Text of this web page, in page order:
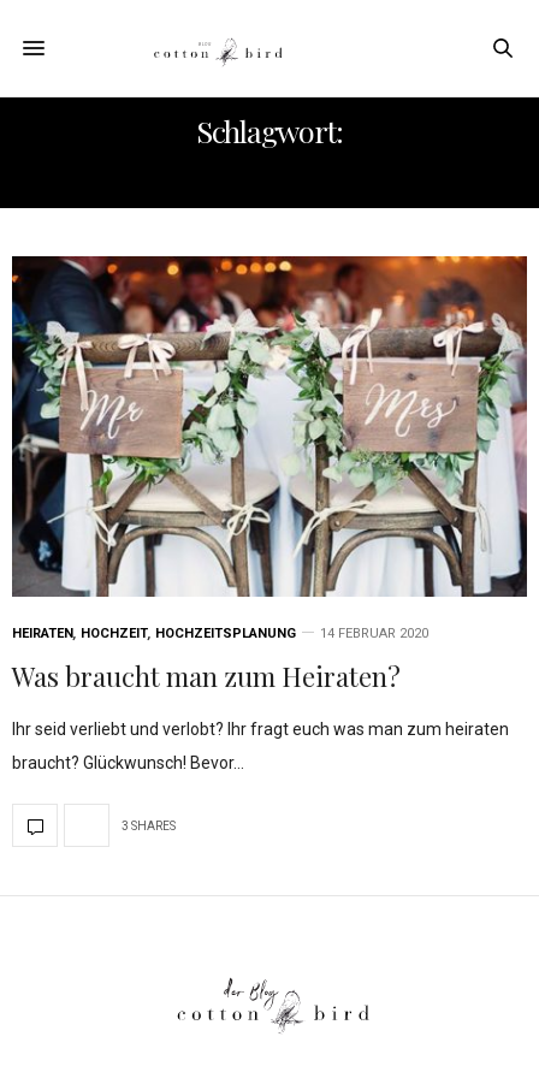
Schlagwort:
HEIRATEN, HOCHZEIT, HOCHZEITSPLANUNG 14 FEBRUAR 2020
Was braucht man zum Heiraten?
Ihr seid verliebt und verlobt? Ihr fragt euch was man zum heiraten
braucht? Glückwunsch! Bevor…
3 SHARES